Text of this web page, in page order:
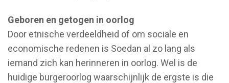
Geboren en getogen in oorlog
Door etnische verdeeldheid of om sociale en
economische redenen is Soedan al zo lang als
iemand zich kan herinneren in oorlog. Wel is de
huidige burgeroorlog waarschijnlijk de ergste is die